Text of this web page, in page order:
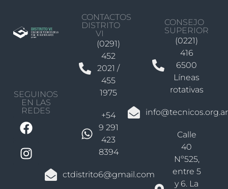
SEGUINOS
EN LAS
REDES
CONTACTOS
DISTRITO
VI
(0291)
452
2021 /
455
1975
+54
9 291
423
8394
ctdistrito6@gmail.com
CONSEJO
SUPERIOR
(0221)
416
6500
Líneas
rotativas
info@tecnicos.org.ar
Calle
40
Nº525,
entre 5
y 6. La